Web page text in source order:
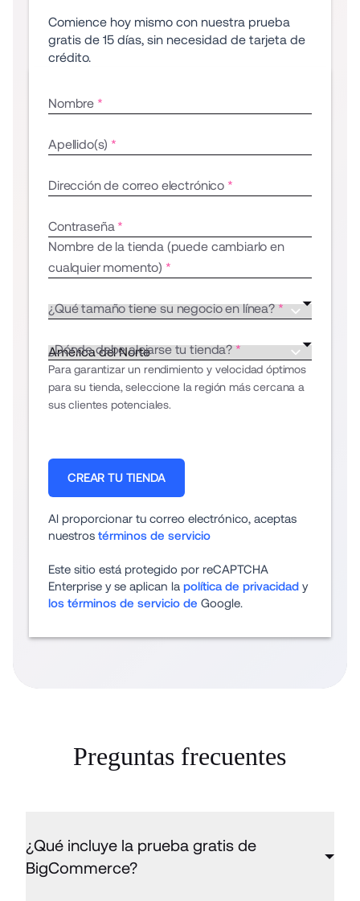
Comience hoy mismo con nuestra prueba
gratis de 15 días, sin necesidad de tarjeta de
crédito.
Nombre
Apellido(s)
Dirección de correo electrónico
Contraseña
Nombre de la tienda (puede cambiarlo en
cualquier momento)
¿Qué tamaño tiene su negocio en línea?
¿Dónde debe alojarse tu tienda?
Para garantizar un rendimiento y velocidad óptimos
para su tienda, seleccione la región más cercana a
sus clientes potenciales.
CREAR TU TIENDA
Al proporcionar tu correo electrónico, aceptas
nuestros términos de servicio
Este sitio está protegido por reCAPTCHA
Enterprise y se aplican la política de privacidad
y
los términos de servicio de Google.
Preguntas frecuentes
¿Qué incluye la prueba gratis de
BigCommerce?